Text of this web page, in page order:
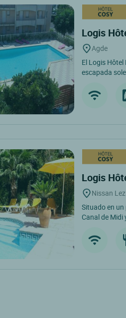
Logis
Agde
El Logis Hôtel
escapada
Logis
Nissan
Situado en
Canal de Midi